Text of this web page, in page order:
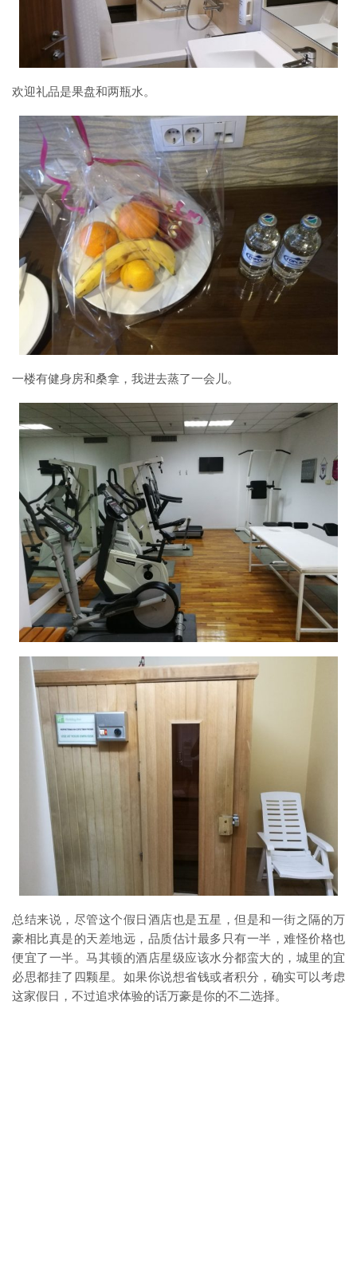
欢迎礼品是果盘和两瓶水。
一楼有健身房和桑拿，我进去蒸了一会儿。
总结来说，尽管这个假日酒店也是五星，但是和一街之隔的万
豪相比真是的天差地远，品质估计最多只有一半，难怪价格也
便宜了一半。马其顿的酒店星级应该水分都蛮大的，城里的宜
必思都挂了四颗星。如果你说想省钱或者积分，确实可以考虑
这家假日，不过追求体验的话万豪是你的不二选择。